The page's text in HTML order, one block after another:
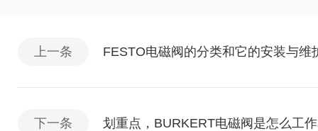
上一条 FESTO电磁阀的分类和它的安装与维
下一条 划重点，BURKERT电磁阀是怎么工